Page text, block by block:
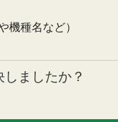
機種名など）
ましたか？